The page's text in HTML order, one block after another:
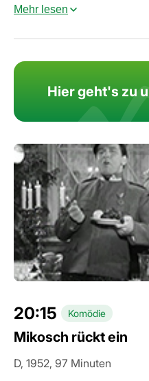
Mehr lesen
Hier geht's zu
20:15 Komödie
Mikosch rückt ein
D, 1952, 97 Minuten